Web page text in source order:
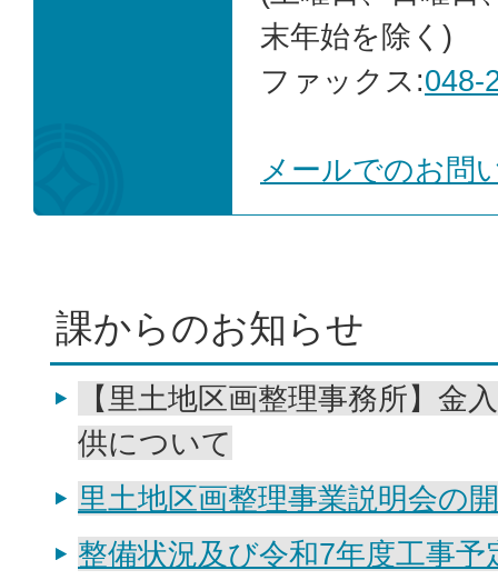
末年始を除く)
ファックス:048-
メールでのお問
課からのお知らせ
【里土地区画整理事務所】金
供について
里土地区画整理事業説明会の
整備状況及び令和7年度工事